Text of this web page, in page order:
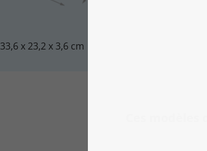
33,6 x 23,2 x 3,6 cm